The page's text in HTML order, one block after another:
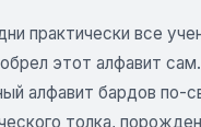
практически все
этот алфавит
алфавит бардов по-
толка,